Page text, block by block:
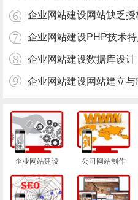
企业网站建设网站缺乏授
企业网站建设PHP技术
企业网站建设数据库设计
企业网站建设网站建立与
企业网站建设 公司网站制作